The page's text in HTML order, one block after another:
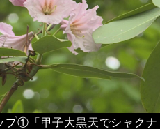
プ①「甲子大黒天でシャクナ